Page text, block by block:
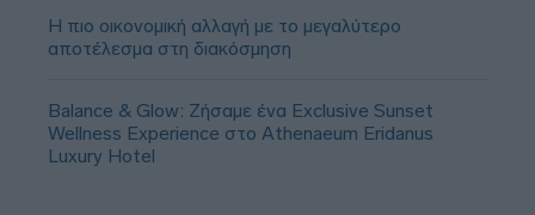
Η πιο οικονομική αλλαγή με το μεγαλύτερο
αποτέλεσμα στη διακόσμηση
Balance & Glow: Ζήσαμε ένα Exclusive Sunset
Wellness Experience στο Athenaeum Eridanus
Luxury Hotel